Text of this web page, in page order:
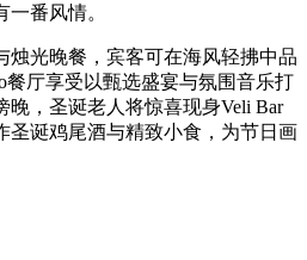
番风情。
烛光晚餐，宾客可在海风轻拂中品
餐厅享受以甄选盛宴与氛围音乐打
晚，圣诞老人将惊喜现身Veli Bar
圣诞鸡尾酒与精致小食，为节日画